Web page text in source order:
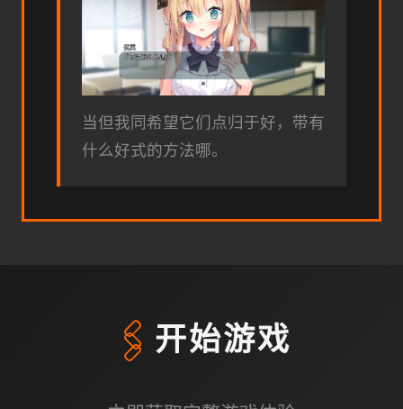
当但我同希望它们点归于好，带有
什么好式的方法哪。
🖇️ 开始游戏